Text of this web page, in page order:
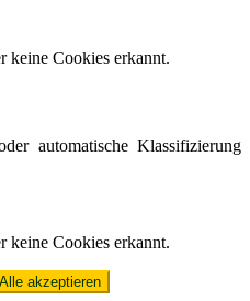
keine Cookies erkannt.
automatische Klassifizierung
keine Cookies erkannt.
Alle akzeptieren